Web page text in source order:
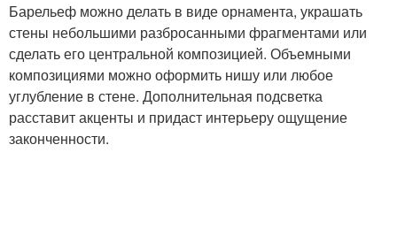
Барельеф можно делать в виде орнамента, украшать
стены небольшими разбросанными фрагментами или
сделать его центральной композицией. Объемными
композициями можно оформить нишу или любое
углубление в стене. Дополнительная подсветка
расставит акценты и придаст интерьеру ощущение
законченности.